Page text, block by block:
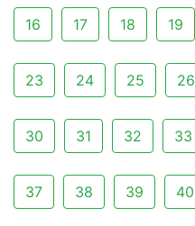
16 17 18 19
23 24 25 26
30 31 32 33
37 38 39 40